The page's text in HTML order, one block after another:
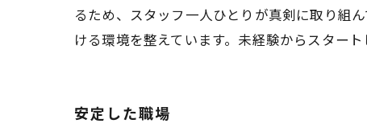
るため、スタッフ一人ひとりが真剣に取り組
ける環境を整えています。未経験からスター
安定した職場